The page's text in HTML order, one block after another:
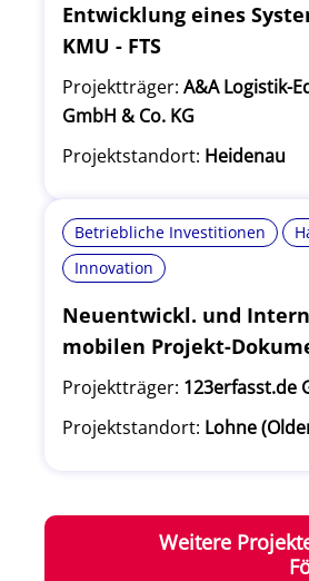
Entwicklung eines
KMU - FTS
Projektträger: A&A Logistik-
GmbH & Co. KG
Projektstandort: Heidenau
Betriebliche Investitionen
Innovation
Neuentwickl. und
mobilen Projekt-
Projektträger: 123erfasst.de
Projektstandort: Lohne
Weitere